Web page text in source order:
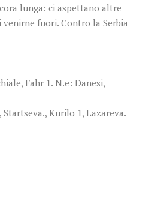
lunga: ci aspettano altre
fuori. Contro la Serbia
Fahr 1. N.e: Danesi,
Startseva., Kurilo 1, Lazareva.